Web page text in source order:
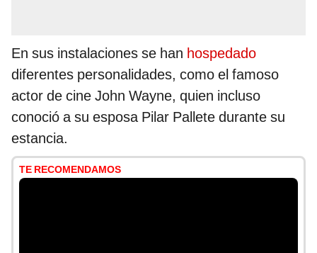
En sus instalaciones se han hospedado
diferentes personalidades, como el famoso
actor de cine John Wayne, quien incluso
conoció a su esposa Pilar Pallete durante su
estancia.
TE RECOMENDAMOS